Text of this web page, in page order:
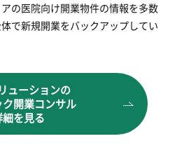
の医院向け開業物件の情報を多数
で新規開業をバックアップしてい
ューションの
開業コンサル
細を見る